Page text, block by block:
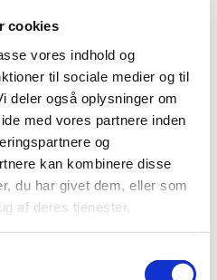
cookies
vores indhold og
til sociale medier og til
deler også oplysninger om
med vores partnere inden
og
kan kombinere disse
du har givet dem, eller som
af deres tjenester.
astma og KOL
på Antabus 400 mg
meddelt
er problemer med at …